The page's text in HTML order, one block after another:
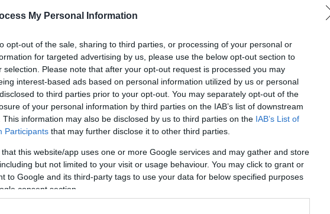
My Personal Information
opt-out of the sale, sharing to third parties, or processing of your personal or
for targeted advertising by us, please use the below opt-out section to
selection. Please note that after your opt-out request is processed you may
interest-based ads based on personal information utilized by us or personal
to third parties prior to your opt-out. You may separately opt-out of the
of your personal information by third parties on the IAB’s list of downstream
This information may also be disclosed by us to third parties on the IAB’s List of
Participants that may further disclose it to other third parties.
that this website/app uses one or more Google services and may gather and store
but not limited to your visit or usage behaviour. You may click to grant or
to Google and its third-party tags to use your data for below specified purposes
consent section.
Πέφτει η στάθμη στο Πύθιο -
συναγερμού
Δεν κινδυνεύουν τα αναχώματα
Ελλάδα |08.02.2026 15:28
Συναγερμός στο Διδυμότειχο:
Άγγιξε τα 6.50 μέτρα η στάθμη του
νερού στο Πύθιο - «Μην
προσεγγίζετε» η σύσταση των
Ώρα
ΑΠΟΣΠΑΣΜΑΤΑ...
Λειψία:
διάδρομο
Ώρα Ελλάδος...
Ώρα